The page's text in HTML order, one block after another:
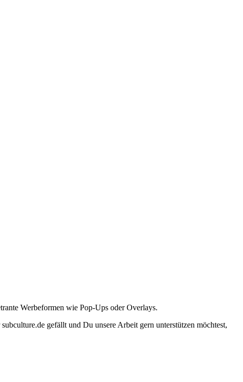
Werbeformen wie Pop-Ups oder Overlays.
gefällt und Du unsere Arbeit gern unterstützen möchtest,